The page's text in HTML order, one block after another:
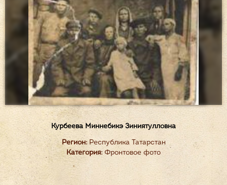
Курбеева Миннебикэ Зиниятулловна
Регион:Республика Татарстан
Категория:Фронтовое фото